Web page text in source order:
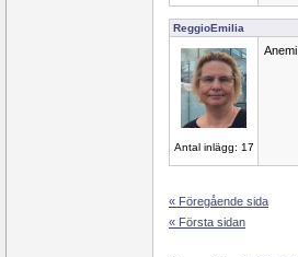
ReggioEmilia
Antal inlägg: 17
Anemi
« Föregående sida
« Första sidan